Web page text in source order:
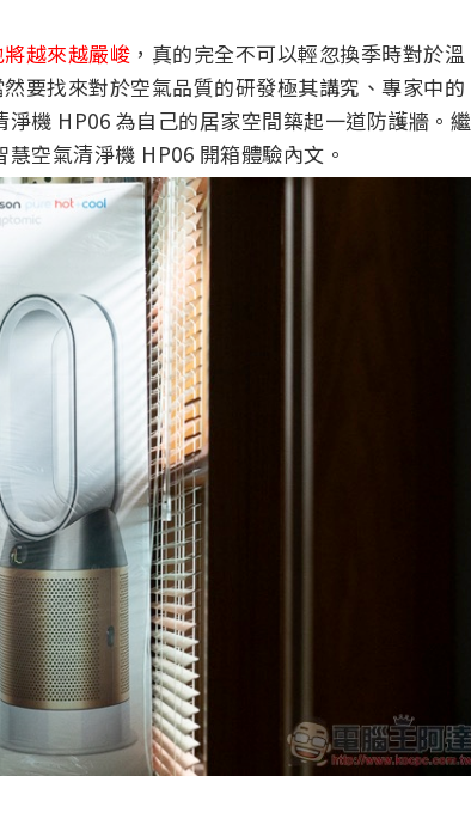
越來越嚴峻 ，真的完全不可以輕忽換季時對於溫
要找來對於空氣品質的研發極其講究、專家中的
機 HP06 為自己的居家空間築起一道防護牆。繼
空氣清淨機 HP06 開箱體驗內文。